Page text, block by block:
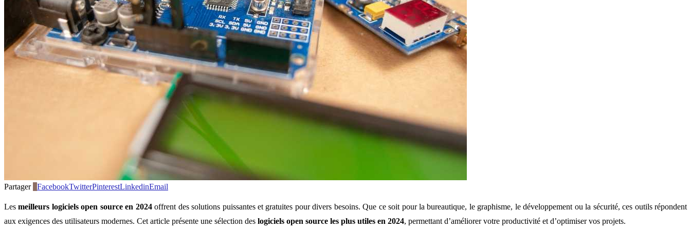
Partager FacebookTwitterPinterestLinkedinEmail
Lesmeilleurs logiciels open source en 2024offrent des solutions puissantes et gratuites pour divers besoins. Que ce soit pour la bureautique, le graphisme, le développement ou la sécurité, ces outils répondent
aux exigences des utilisateurs modernes. Cet article présente une sélection des logiciels open source les plus utiles en 2024, permettant d’améliorer votre productivité et d’optimiser vos projets.